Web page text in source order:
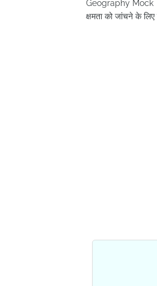
Geography Mock
क्षमता को जांचने के